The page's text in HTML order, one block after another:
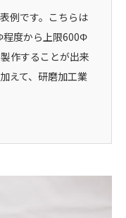
例です。こちらは
度から上限600Φ
作することが出来
えて、研磨加工業